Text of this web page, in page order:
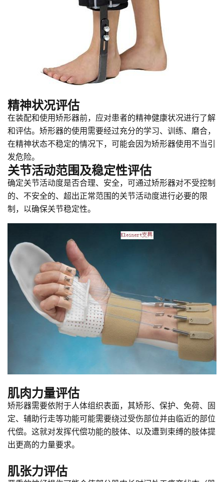
精神状况评估
在装配和使用矫形器前，应对患者的精神健康状况进行了解
和评估。矫形器的使用需要经过充分的学习、训练、磨合，
在精神状态不稳定的情况下，可能会因为矫形器使用不当引
发危险。
关节活动范围及稳定性评估
确定关节活动度是否合理、安全，可通过矫形器对不受控制
的、不安全的、超出正常范围的关节活动度进行必要的限
制，以确保关节稳定性。
肌肉力量评估
矫形器需要依附于人体组织表面，其矫形、保护、免荷、固
定、辅助行走等功能可能需要绕过受伤部位并由临近的部位
代偿。这就对发挥代偿功能的肢体、以及遭到束缚的肢体提
出更高的力量要求。
肌张力评估